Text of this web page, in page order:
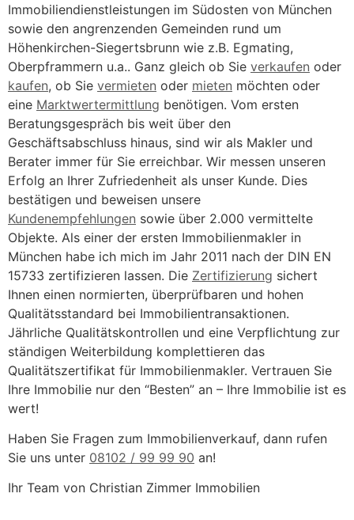
Immobiliendienstleistungen im Südosten von München
sowie den angrenzenden Gemeinden rund um
Höhenkirchen-Siegertsbrunn wie z.B. Egmating,
Oberpframmern u.a.. Ganz gleich ob Sie verkaufen oder
kaufen, ob Sie vermieten oder mieten möchten oder
eine Marktwertermittlung benötigen. Vom ersten
Beratungsgespräch bis weit über den
Geschäftsabschluss hinaus, sind wir als Makler und
Berater immer für Sie erreichbar. Wir messen unseren
Erfolg an Ihrer Zufriedenheit als unser Kunde. Dies
bestätigen und beweisen unsere
Kundenempfehlungen sowie über 2.000 vermittelte
Objekte. Als einer der ersten Immobilienmakler in
München habe ich mich im Jahr 2011 nach der DIN EN
15733 zertifizieren lassen. Die Zertifizierung sichert
Ihnen einen normierten, überprüfbaren und hohen
Qualitätsstandard bei Immobilientransaktionen.
Jährliche Qualitätskontrollen und eine Verpflichtung zur
ständigen Weiterbildung komplettieren das
Qualitätszertifikat für Immobilienmakler. Vertrauen Sie
Ihre Immobilie nur den “Besten” an – Ihre Immobilie ist es
wert!
Haben Sie Fragen zum Immobilienverkauf, dann rufen
Sie uns unter 08102 / 99 99 90 an!
Ihr Team von Christian Zimmer Immobilien